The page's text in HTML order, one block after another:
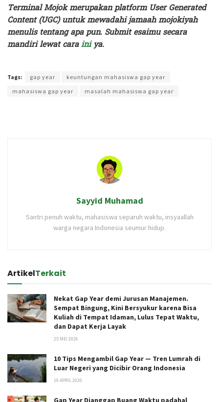
Terminal Mojok merupakan platform User Generated
Content (UGC) untuk mewadahi jamaah mojokiyah
menulis tentang apa pun. Submit esaimu secara
mandiri lewat carainiya.
Tags: gap year
keuntungan mahasiswa gap year
mahasiswa gap year
masalah mahasiswa gap year
Sayyid Muhamad
Santri penuh waktu, mahasiswa separuh waktu, insyaallah
warga negara Indonesia seumur hidup.
ArtikelTerkait
Nekat Gap Year demi Jurusan Manajemen.
Sempat Bingung, Kini Bersyukur karena Bisa
Kuliah di Tempat Idaman, Lulus Tepat Waktu,
dan Dapat Kerja Layak
25 MEI 2026
10 Tips Mengambil Gap Year — Tren Lumrah di
Luar Negeri yang Dicibir Orang Indonesia
19 APRIL 2020
Gap Year Dianggap Buang Waktu padahal